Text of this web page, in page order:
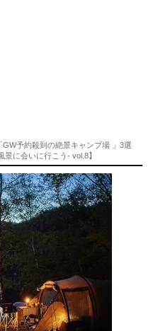
予約殺到の絶景キャンプ場 」3選
景に会いに行こう- vol.8】